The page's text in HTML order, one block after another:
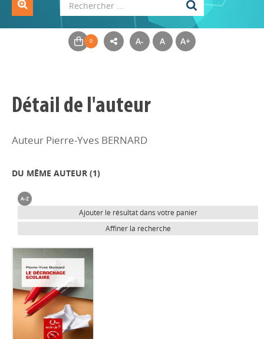
A- A A+
Détail de l'auteur
Auteur Pierre-Yves BERNARD
DU MÊME AUTEUR (1)
Ajouter le résultat dans votre panier
Affiner la recherche